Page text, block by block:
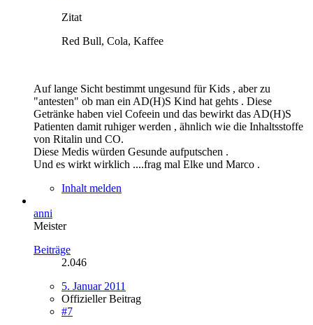
Zitat
Red Bull, Cola, Kaffee
Auf lange Sicht bestimmt ungesund für Kids , aber zu
"antesten" ob man ein AD(H)S Kind hat gehts . Diese
Getränke haben viel Cofeein und das bewirkt das AD(H)S
Patienten damit ruhiger werden , ähnlich wie die Inhaltsstoffe
von Ritalin und CO.
Diese Medis würden Gesunde aufputschen .
Und es wirkt wirklich ....frag mal Elke und Marco .
Inhalt melden
anni
Meister
Beiträge
2.046
5. Januar 2011
Offizieller Beitrag
#7